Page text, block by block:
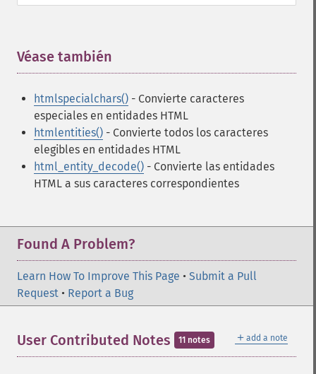
Véase también
htmlspecialchars() - Convierte caracteres
especiales en entidades HTML
htmlentities() - Convierte todos los caracteres
elegibles en entidades HTML
html_entity_decode() - Convierte las entidades
HTML a sus caracteres correspondientes
Found A Problem?
Learn How To Improve This Page • Submit a Pull
Request • Report a Bug
＋ add a note
User Contributed Notes 11 notes